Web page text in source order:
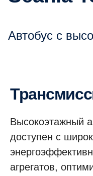
Автобус с
Высокоэтажный
доступен с
агрегатов,